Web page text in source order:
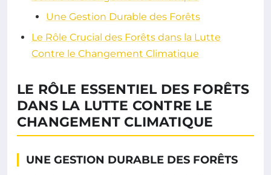
Une Gestion Durable des Forêts
Le Rôle Crucial des Forêts dans la Lutte
Contre le Changement Climatique
LE RÔLE ESSENTIEL DES FORÊTS
DANS LA LUTTE CONTRE LE
CHANGEMENT CLIMATIQUE
UNE GESTION DURABLE DES FORÊTS